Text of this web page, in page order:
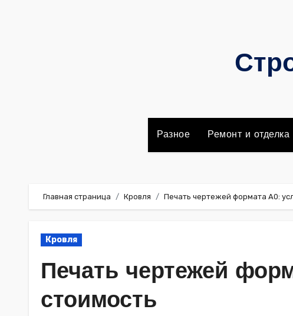
Разное Ремонт и отделка
Главная страница Кровля Печать чертежей формата А0:
Кровля
Печать чертежей
стоимость